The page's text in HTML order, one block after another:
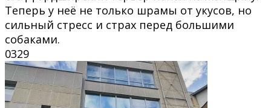
Теперь у неё не только шрамы от укусов, но
сильный стресс и страх перед большими
собаками.
0329